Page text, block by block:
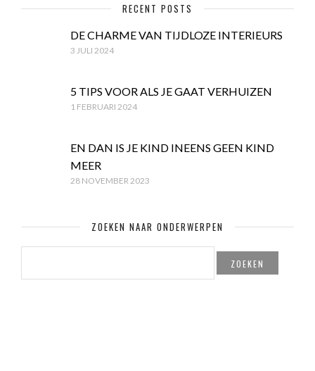
RECENT POSTS
DE CHARME VAN TIJDLOZE INTERIEURS
3 JULI 2024
5 TIPS VOOR ALS JE GAAT VERHUIZEN
1 FEBRUARI 2024
EN DAN IS JE KIND INEENS GEEN KIND
MEER
28 NOVEMBER 2023
ZOEKEN NAAR ONDERWERPEN
ZOEKEN